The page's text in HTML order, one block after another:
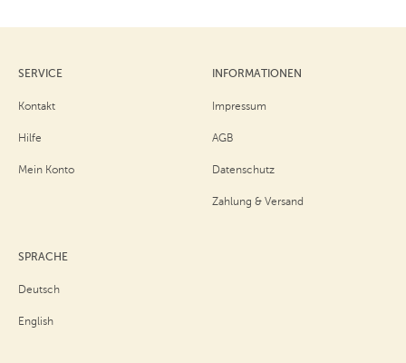
SERVICE
Kontakt
Hilfe
Mein Konto
INFORMATIONEN
Impressum
AGB
Datenschutz
Zahlung & Versand
SPRACHE
Deutsch
English